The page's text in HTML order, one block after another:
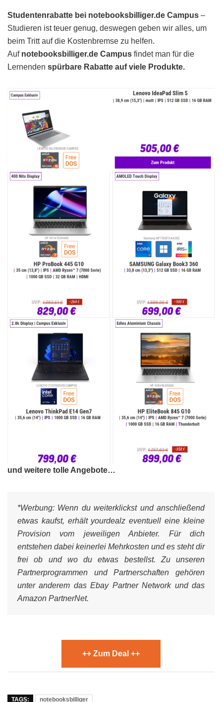
Studentenrabatte bei notebooksbilliger.de Campus –
Studieren ist teuer genug, deswegen geben wir alles, um
beim Tritt auf die Kostenbremse zu helfen.
Auf notebooksbilliger.de Campus findet man für die
Lernenden spürbare Rabatte auf viele Produkte.
und weitere tolle Angebote…
*Werbung: Wenn du weiterklickst und anschließend
etwas kaufst, erhält yourdealz eventuell eine kleine
Provision vom jeweiligen Anbieter. Für dich
entstehen dabei keinerlei Mehrkosten und es steht dir
frei ob und wo du etwas bestellst. Zu unseren
Partnerprogrammen und Partnerschaften gehören
unter anderem das Ebay Partner Network und das
Amazon PartnerNet.
++ Zum Deal ++
TAGS: notebooksbilliger